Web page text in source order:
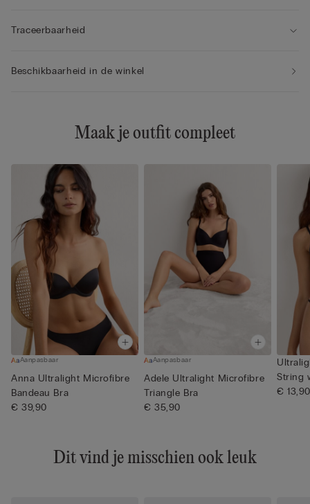
Traceerbaarheid
Beschikbaarheid in de winkel
Maak je outfit compleet
Aanpasbaar
Anna Ultralight Microfibre
Bandeau Bra
€ 39,90
Aanpasbaar
Adele Ultralight Microfibre
Triangle Bra
€ 35,90
String
€ 13,90
Dit vind je misschien ook leuk